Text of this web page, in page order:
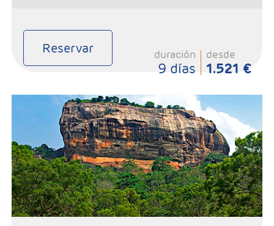
Reservar duración
9 días
desde
1.521 €
-Salida: Martes, según calendario.
-Ruta: 1 noche Colombo, 1n Tissamaharama, 1n Kandy, 3n
Habarana y 1n Negombo.
-Categoría hotelera: Primera Superior
-Régimen: Media pensión o pensión completa